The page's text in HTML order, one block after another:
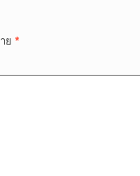
ย *